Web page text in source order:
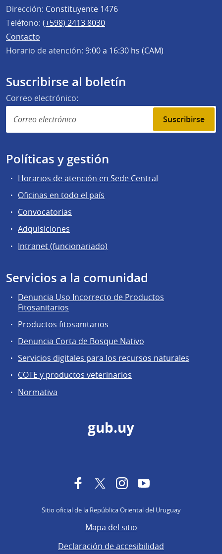
Dirección: Constituyente 1476
Teléfono: (+598) 2413 8030
Contacto
Horario de atención: 9:00 a 16:30 hs (CAM)
Suscribirse al boletín
Correo electrónico:
Suscribirse
Políticas y gestión
Horarios de atención en Sede Central
Oficinas en todo el país
Convocatorias
Adquisiciones
Intranet (funcionariado)
Servicios a la comunidad
Denuncia Uso Incorrecto de Productos
Fitosanitarios
Productos fitosanitarios
Denuncia Corta de Bosque Nativo
Servicios digitales para los recursos naturales
COTE y productos veterinarios
Normativa
gub.uy
FacebookTwitterInstagramYouTube
Sitio oficial de la República Oriental del Uruguay
Mapa del sitio
Declaración de accesibilidad